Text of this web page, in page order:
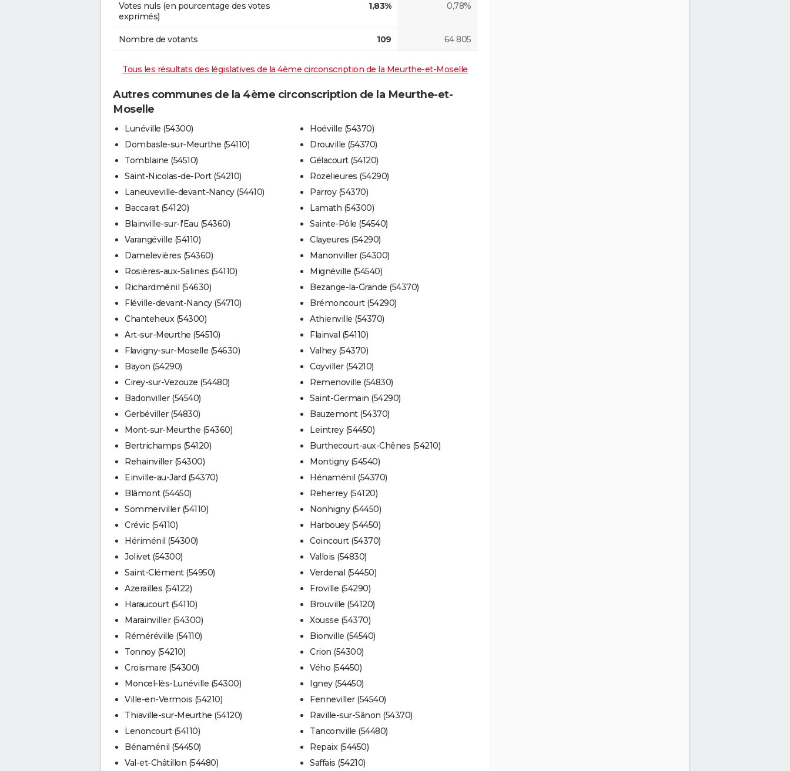
Votes nuls (en pourcentage des votes
exprimés)
1,83% 0,78%
Nombre de votants 109 64 805
Tous les résultats des législatives de la 4ème circonscription de la Meurthe-et-Moselle
Autres communes de la 4ème circonscription de la Meurthe-et-
Moselle
Lunéville (54300)
Dombasle-sur-Meurthe (54110)
Tomblaine (54510)
Saint-Nicolas-de-Port (54210)
Laneuveville-devant-Nancy (54410)
Baccarat (54120)
Blainville-sur-l'Eau (54360)
Varangéville (54110)
Damelevières (54360)
Rosières-aux-Salines (54110)
Richardménil (54630)
Fléville-devant-Nancy (54710)
Chanteheux (54300)
Art-sur-Meurthe (54510)
Flavigny-sur-Moselle (54630)
Bayon (54290)
Cirey-sur-Vezouze (54480)
Badonviller (54540)
Gerbéviller (54830)
Mont-sur-Meurthe (54360)
Bertrichamps (54120)
Rehainviller (54300)
Einville-au-Jard (54370)
Blâmont (54450)
Sommerviller (54110)
Crévic (54110)
Hériménil (54300)
Jolivet (54300)
Saint-Clément (54950)
Azerailles (54122)
Haraucourt (54110)
Marainviller (54300)
Réméréville (54110)
Tonnoy (54210)
Croismare (54300)
Moncel-lès-Lunéville (54300)
Ville-en-Vermois (54210)
Thiaville-sur-Meurthe (54120)
Lenoncourt (54110)
Bénaménil (54450)
Val-et-Châtillon (54480)
Hoéville (54370)
Drouville (54370)
Gélacourt (54120)
Rozelieures (54290)
Parroy (54370)
Lamath (54300)
Sainte-Pôle (54540)
Clayeures (54290)
Manonviller (54300)
Mignéville (54540)
Bezange-la-Grande (54370)
Brémoncourt (54290)
Athienville (54370)
Flainval (54110)
Valhey (54370)
Coyviller (54210)
Remenoville (54830)
Saint-Germain (54290)
Bauzemont (54370)
Leintrey (54450)
Burthecourt-aux-Chênes (54210)
Montigny (54540)
Hénaménil (54370)
Reherrey (54120)
Nonhigny (54450)
Harbouey (54450)
Coincourt (54370)
Vallois (54830)
Verdenal (54450)
Froville (54290)
Brouville (54120)
Xousse (54370)
Bionville (54540)
Crion (54300)
Vého (54450)
Igney (54450)
Fenneviller (54540)
Raville-sur-Sânon (54370)
Tanconville (54480)
Repaix (54450)
Saffais (54210)